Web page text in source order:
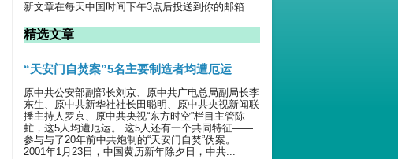
新文章在每天中国时间下午3点后投送到你的邮箱
精选文章
“天安门自焚案”5名主要制造者均遭厄运
原中共公安部副部长刘京、原中共广电总局副局长李
东生、原中共新华社社长田聪明、原中共央视新闻联
播主持人罗京、原中共央视“东方时空”栏目主管陈
虻，这5人均遭厄运。 这5人还有一个共同特征——
参与与了20年前中共炮制的“天安门自焚”伪案。
2001年1月23日，中国黄历新年除夕日，中共...